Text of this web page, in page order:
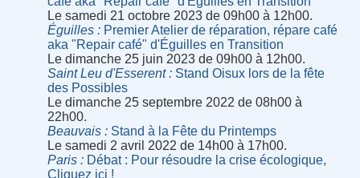
Le samedi 21 octobre 2023 de 09h00 à 12h00.
Éguilles
Premier Atelier de réparation, répare café
aka "Repair café" d'Éguilles en Transition
Le dimanche 25 juin 2023 de 09h00 à 12h00.
Saint Leu d'Esserent
Stand Oisux lors de la fête
des Possibles
Le dimanche 25 septembre 2022 de 08h00 à
22h00.
Beauvais
Stand à la Fête du Printemps
Le samedi 2 avril 2022 de 14h00 à 17h00.
Paris
Débat : Pour résoudre la crise écologique,
Cliquez ici !